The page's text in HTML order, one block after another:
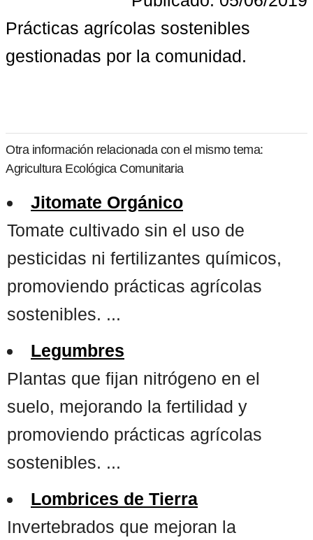
Prácticas agrícolas sostenibles
gestionadas por la comunidad.
Otra información relacionada con el mismo tema:
Agricultura Ecológica Comunitaria
Jitomate Orgánico
Tomate cultivado sin el uso de
pesticidas ni fertilizantes químicos,
promoviendo prácticas agrícolas
sostenibles. ...
Legumbres
Plantas que fijan nitrógeno en el
suelo, mejorando la fertilidad y
promoviendo prácticas agrícolas
sostenibles. ...
Lombrices de Tierra
Invertebrados que mejoran la